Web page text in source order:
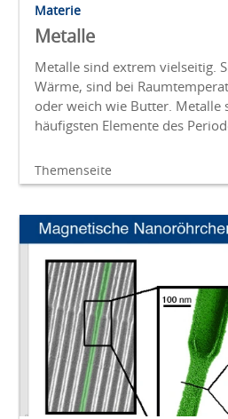
Materie
Metalle
Metalle sind extrem vielseitig.
Wärme, sind bei
oder weich wie Butter. Metalle
häufigsten Elemente des
Themenseite